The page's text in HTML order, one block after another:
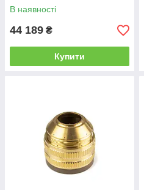
В наявності
44 189 ₴
Купити